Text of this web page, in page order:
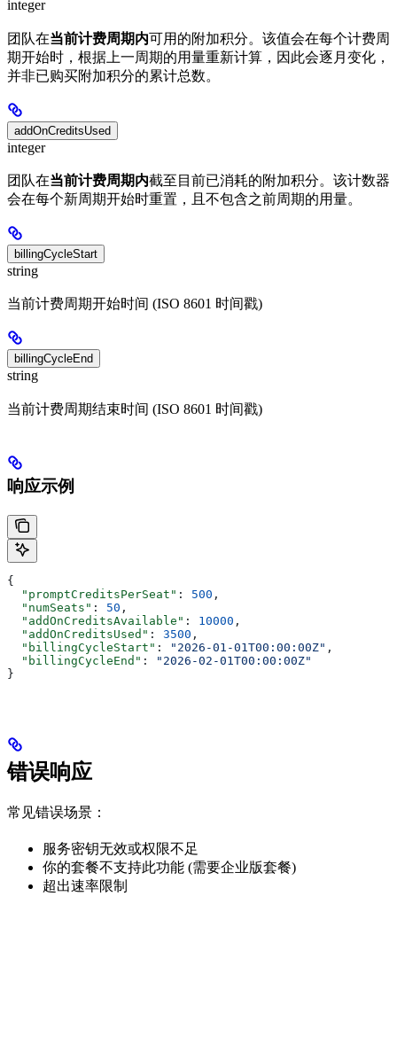
integer
团队在当前计费周期内可用的附加积分。该值会在每个计费周
期开始时，根据上一周期的用量重新计算，因此会逐月变化，
并非已购买附加积分的累计总数。
addOnCreditsUsed
integer
团队在当前计费周期内截至目前已消耗的附加积分。该计数器
会在每个新周期开始时重置，且不包含之前周期的用量。
billingCycleStart
string
当前计费周期开始时间 (ISO 8601 时间戳)
billingCycleEnd
string
当前计费周期结束时间 (ISO 8601 时间戳)
响应示例
{
  "promptCreditsPerSeat"
: 500 ,
  "numSeats"
: 50 ,
  "addOnCreditsAvailable"
: 10000 ,
  "addOnCreditsUsed"
: 3500 ,
  "billingCycleStart"
: "2026-01-01T00:00:00Z" ,
  "billingCycleEnd"
:
"2026-02-01T00:00:00Z"
}
错误响应
常见错误场景：
服务密钥无效或权限不足
你的套餐不支持此功能 (需要企业版套餐)
超出速率限制